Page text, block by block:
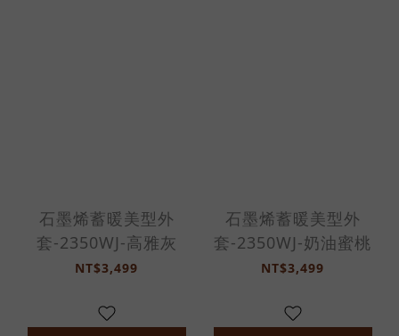
石墨烯蓄暖美型外
套-2350WJ-高雅灰
NT$3,499
石墨烯蓄暖美型外
套-2350WJ-奶油蜜桃
NT$3,499